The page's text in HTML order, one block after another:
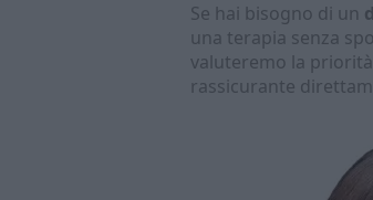
Se hai bisogno di un
una terapia senza
valuteremo la
rassicurante